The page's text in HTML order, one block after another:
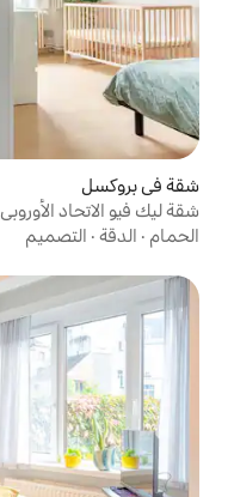
| موقف سيارات، عائلي، مركزي